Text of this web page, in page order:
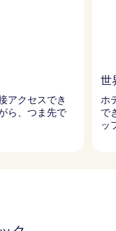
アクセスでき
ら、つま先で
世
ホ
で
ッ